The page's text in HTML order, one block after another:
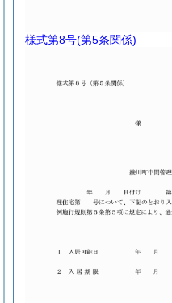
様式第8号(第5条関係)